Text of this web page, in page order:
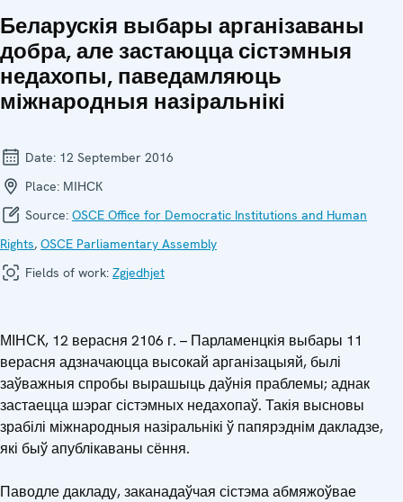
Беларускія выбары арганізаваны
добра, але застаюцца сістэмныя
недахопы, паведамляюць
міжнародныя назіральнікі
Date: 12 September 2016
Place: МІНСК
Source: OSCE Office for Democratic Institutions and Human
Rights, OSCE Parliamentary Assembly
Fields of work: Zgjedhjet
МІНСК, 12 верасня 2106 г. – Парламенцкія выбары 11
верасня адзначаюцца высокай арганізацыяй, былі
заўважныя спробы вырашыць даўнія праблемы; аднак
застаецца шэраг сістэмных недахопаў. Такія высновы
зрабілі міжнародныя назіральнікі ў папярэднім дакладзе,
які быў апублікаваны сёння.
Паводле дакладу, заканадаўчая сістэма абмяжоўвае